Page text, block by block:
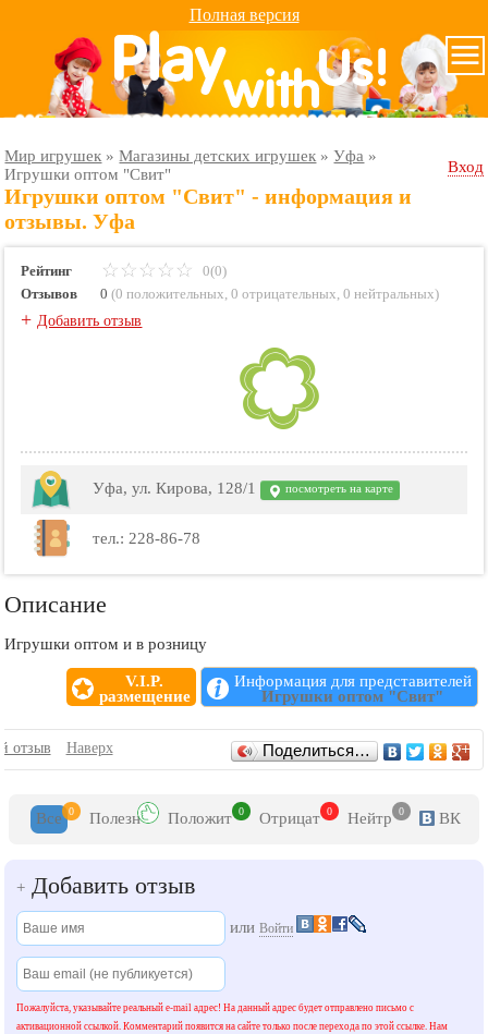
Полная версия
Мир игрушек »Магазины детских игрушек »Уфа »
Игрушки оптом "Свит"
Вход
Игрушки оптом "Свит" - информация и
отзывы. Уфа
Рейтинг
0(0)
Отзывов
0 (0 положительных,0 отрицательных,0 нейтральных)
+Добавить отзыв
Уфа, ул. Кирова, 128/1 посмотреть на карте
тел.: 228-86-78
Описание
Игрушки оптом и в розницу
V.I.P.
размещение
Информация для представителей
Игрушки оптом "Свит"
Отзывы
отзыв Наверх Поделиться…
Все 0 Полезн Положит 0 Отрицат 0 Нейтр 0 ВК
+ Добавить отзыв
илиВойти
Пожалуйста, указывайте реальный e-mail адрес! На данный адрес будет отправлено письмо с
активационной ссылкой. Комментарий появится на сайте только после перехода по этой ссылке. Нам